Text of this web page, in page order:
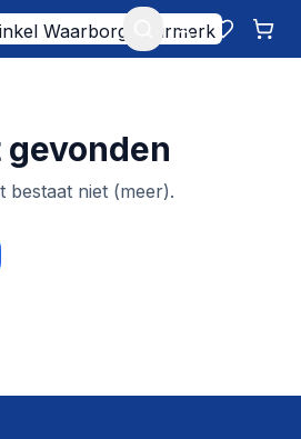
Mijn account
gevonden
bestaat niet (meer).